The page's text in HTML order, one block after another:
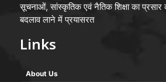
सूचनाओं, सांस्कृतिक एवं नैतिक शिक्षा का
बदलाव लाने में प्रयासरत
Links
About Us